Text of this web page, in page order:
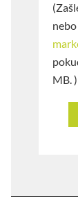
MB. )